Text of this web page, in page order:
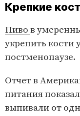
Крепкие
Пиво в
укрепить
постменопаузе.
Отчет в
питания
выпивали от